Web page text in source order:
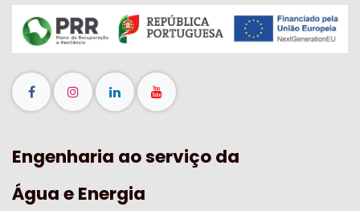
Engenharia ao serviço da
Água e Energia